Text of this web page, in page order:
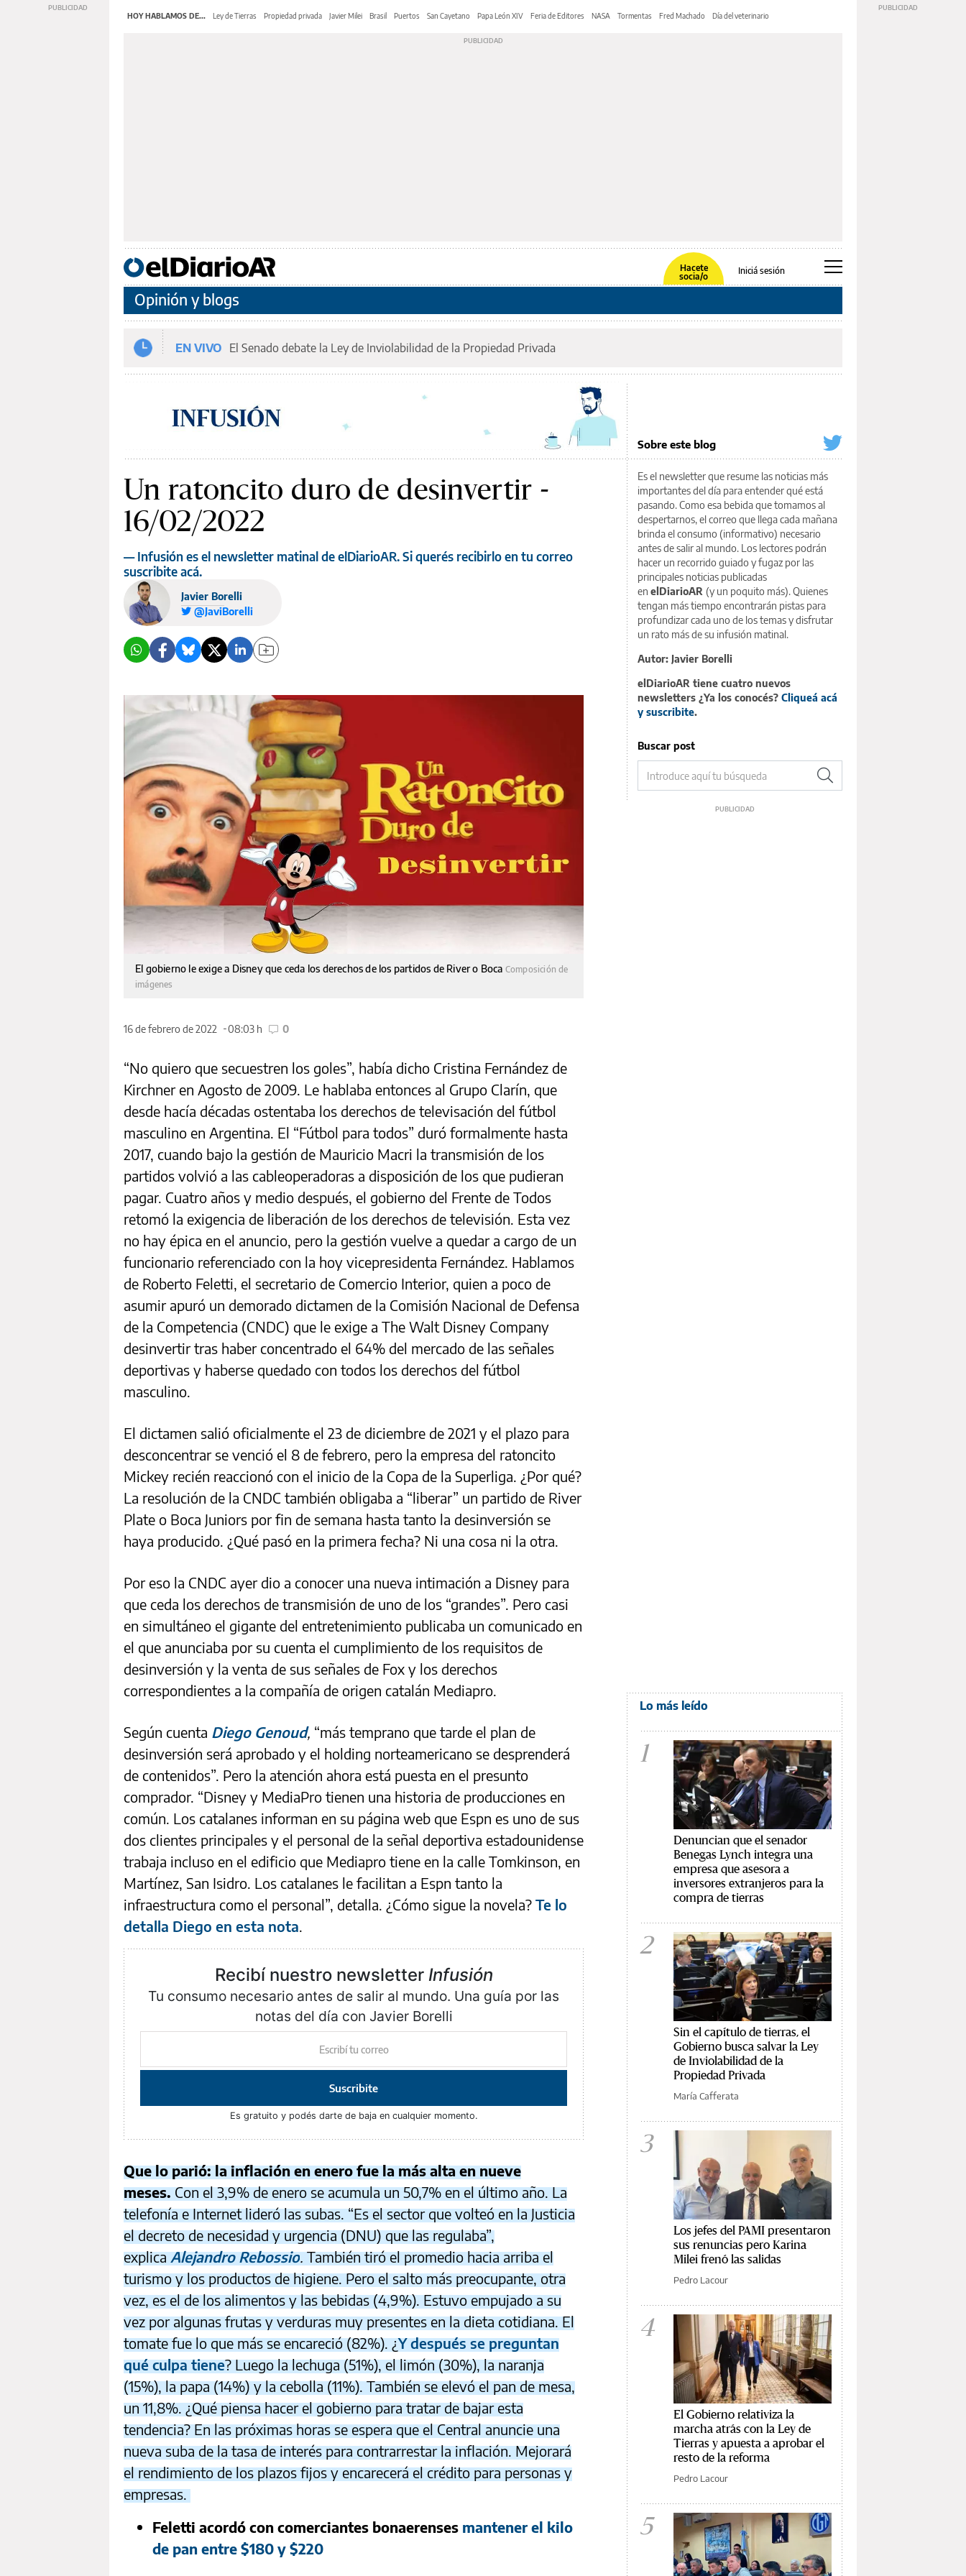
HOY HABLAMOS DE... Ley de Tierras Propiedad privada Javier Milei Brasil Puertos San Cayetano Papa León XIV Feria de Editores NASA Tormentas Fred Machado Día del veterinario
Hacete
socia/o
Iniciá sesión
Opinión y blogs
EN VIVO El Senado debate la Ley de Inviolabilidad de la Propiedad Privada
Un ratoncito duro de desinvertir -
16/02/2022
— Infusión es el newsletter matinal de elDiarioAR. Si querés recibirlo en tu correo
suscribite acá.
Javier Borelli
@JaviBorelli
El gobierno le exige a Disney que ceda los derechos de los partidos de River o Boca Composición de
imágenes
16 de febrero de 2022 08:03 h 0
“No quiero que secuestren los goles”, había dicho Cristina Fernández de
Kirchner en Agosto de 2009. Le hablaba entonces al Grupo Clarín, que
desde hacía décadas ostentaba los derechos de televisación del fútbol
masculino en Argentina. El “Fútbol para todos” duró formalmente hasta
2017, cuando bajo la gestión de Mauricio Macri la transmisión de los
partidos volvió a las cableoperadoras a disposición de los que pudieran
pagar. Cuatro años y medio después, el gobierno del Frente de Todos
retomó la exigencia de liberación de los derechos de televisión. Esta vez
no hay épica en el anuncio, pero la gestión vuelve a quedar a cargo de un
funcionario referenciado con la hoy vicepresidenta Fernández. Hablamos
de Roberto Feletti, el secretario de Comercio Interior, quien a poco de
asumir apuró un demorado dictamen de la Comisión Nacional de Defensa
de la Competencia (CNDC) que le exige a The Walt Disney Company
desinvertir tras haber concentrado el 64% del mercado de las señales
deportivas y haberse quedado con todos los derechos del fútbol
masculino.
El dictamen salió oficialmente el 23 de diciembre de 2021 y el plazo para
desconcentrar se venció el 8 de febrero, pero la empresa del ratoncito
Mickey recién reaccionó con el inicio de la Copa de la Superliga. ¿Por qué?
La resolución de la CNDC también obligaba a “liberar” un partido de River
Plate o Boca Juniors por fin de semana hasta tanto la desinversión se
haya producido. ¿Qué pasó en la primera fecha? Ni una cosa ni la otra.
Por eso la CNDC ayer dio a conocer una nueva intimación a Disney para
que ceda los derechos de transmisión de uno de los “grandes”. Pero casi
en simultáneo el gigante del entretenimiento publicaba un comunicado en
el que anunciaba por su cuenta el cumplimiento de los requisitos de
desinversión y la venta de sus señales de Fox y los derechos
correspondientes a la compañía de origen catalán Mediapro.
Según cuenta Diego Genoud, “más temprano que tarde el plan de
desinversión será aprobado y el holding norteamericano se desprenderá
de contenidos”. Pero la atención ahora está puesta en el presunto
comprador. “Disney y MediaPro tienen una historia de producciones en
común. Los catalanes informan en su página web que Espn es uno de sus
dos clientes principales y el personal de la señal deportiva estadounidense
trabaja incluso en el edificio que Mediapro tiene en la calle Tomkinson, en
Martínez, San Isidro. Los catalanes le facilitan a Espn tanto la
infraestructura como el personal”, detalla. ¿Cómo sigue la novela? Te lo
detalla Diego en esta nota.
Recibí nuestro newsletter Infusión
Tu consumo necesario antes de salir al mundo. Una guía por las
notas del día con Javier Borelli
Suscribite
Es gratuito y podés darte de baja en cualquier momento.
Que lo parió: la inflación en enero fue la más alta en nueve
meses.Con el 3,9% de enero se acumula un 50,7% en el último año. La
telefonía e Internet lideró las subas. “Es el sector que volteó en la Justicia
el decreto de necesidad y urgencia (DNU) que las regulaba”,
explicaAlejandro Rebossio.También tiró el promedio hacia arriba el
turismo y los productos de higiene. Pero el salto más preocupante, otra
vez, es el de los alimentos y las bebidas (4,9%). Estuvo empujado a su
vez por algunas frutas y verduras muy presentes en la dieta cotidiana. El
tomate fue lo que más se encareció (82%). ¿Y después se preguntan
qué culpa tiene? Luego la lechuga (51%), el limón (30%), la naranja
(15%), la papa (14%) y la cebolla (11%). También se elevó el pan de mesa,
un 11,8%. ¿Qué piensa hacer el gobierno para tratar de bajar esta
tendencia? En las próximas horas se espera que el Central anuncie una
nueva suba de la tasa de interés para contrarrestar la inflación. Mejorará
el rendimiento de los plazos fijos y encarecerá el crédito para personas y
empresas.
Feletti acordó con comerciantes bonaerenses mantener el kilo
de pan entre $180 y $220
Sobre este blog
Es el newsletter que resume las noticias más
importantes del día para entender qué está
pasando. Como esa bebida que tomamos al
despertarnos, el correo que llega cada mañana
brinda el consumo (informativo) necesario
antes de salir al mundo. Los lectores podrán
hacer un recorrido guiado y fugaz por las
principales noticias publicadas
en elDiarioAR (y un poquito más). Quienes
tengan más tiempo encontrarán pistas para
profundizar cada uno de los temas y disfrutar
un rato más de su infusión matinal.
Autor: Javier Borelli
elDiarioAR tiene cuatro nuevos
newsletters ¿Ya los conocés? Cliqueá acá
y suscribite.
Buscar post
Lo más leído
1
Denuncian que el senador
Benegas Lynch integra una
empresa que asesora a
inversores extranjeros para la
compra de tierras
2
Sin el capítulo de tierras, el
Gobierno busca salvar la Ley
de Inviolabilidad de la
Propiedad Privada
María Cafferata
3
Los jefes del PAMI presentaron
sus renuncias pero Karina
Milei frenó las salidas
Pedro Lacour
4
El Gobierno relativiza la
marcha atrás con la Ley de
Tierras y apuesta a aprobar el
resto de la reforma
Pedro Lacour
5